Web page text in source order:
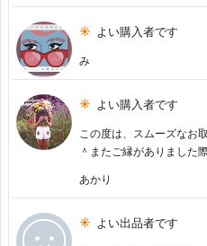
よい購入者です
み
よい購入者です
この度は、スムーズなお
＾またご縁がありました
あかり
よい出品者です